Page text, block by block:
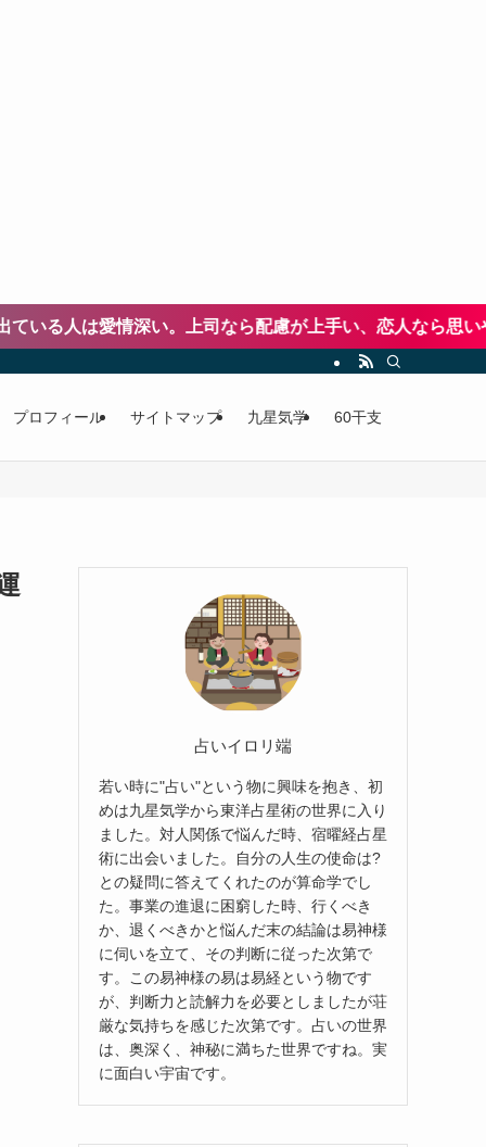
。上司なら配慮が上手い、恋人なら思いやりある人。
プロフィール サイトマップ 九星気学 60干支
占いイロリ端
若い時に"占い"という物に興味を抱き、初
めは九星気学から東洋占星術の世界に入り
ました。対人関係で悩んだ時、宿曜経占星
術に出会いました。自分の人生の使命は?
との疑問に答えてくれたのが算命学でし
た。事業の進退に困窮した時、行くべき
か、退くべきかと悩んだ末の結論は易神様
に伺いを立て、その判断に従った次第で
す。この易神様の易は易経という物です
が、判断力と読解力を必要としましたが荘
厳な気持ちを感じた次第です。占いの世界
は、奥深く、神秘に満ちた世界ですね。実
に面白い宇宙です。